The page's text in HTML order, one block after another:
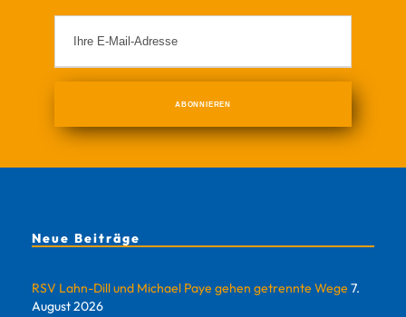
Neue Beiträge
RSV Lahn-Dill und Michael Paye gehen getrennte Wege 7.
August 2026